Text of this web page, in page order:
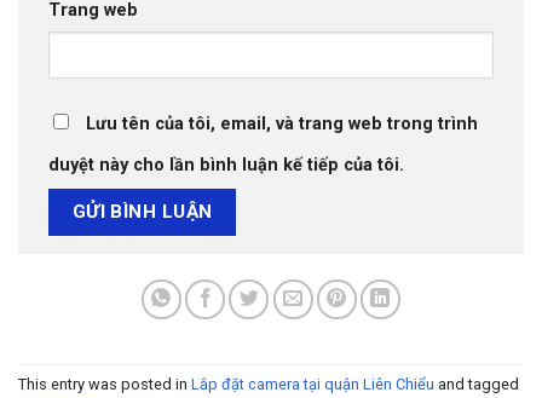
Trang web
Lưu tên của tôi, email, và trang web trong trình
duyệt này cho lần bình luận kế tiếp của tôi.
This entry was posted in Lắp đặt camera tại quận Liên Chiểu and tagged